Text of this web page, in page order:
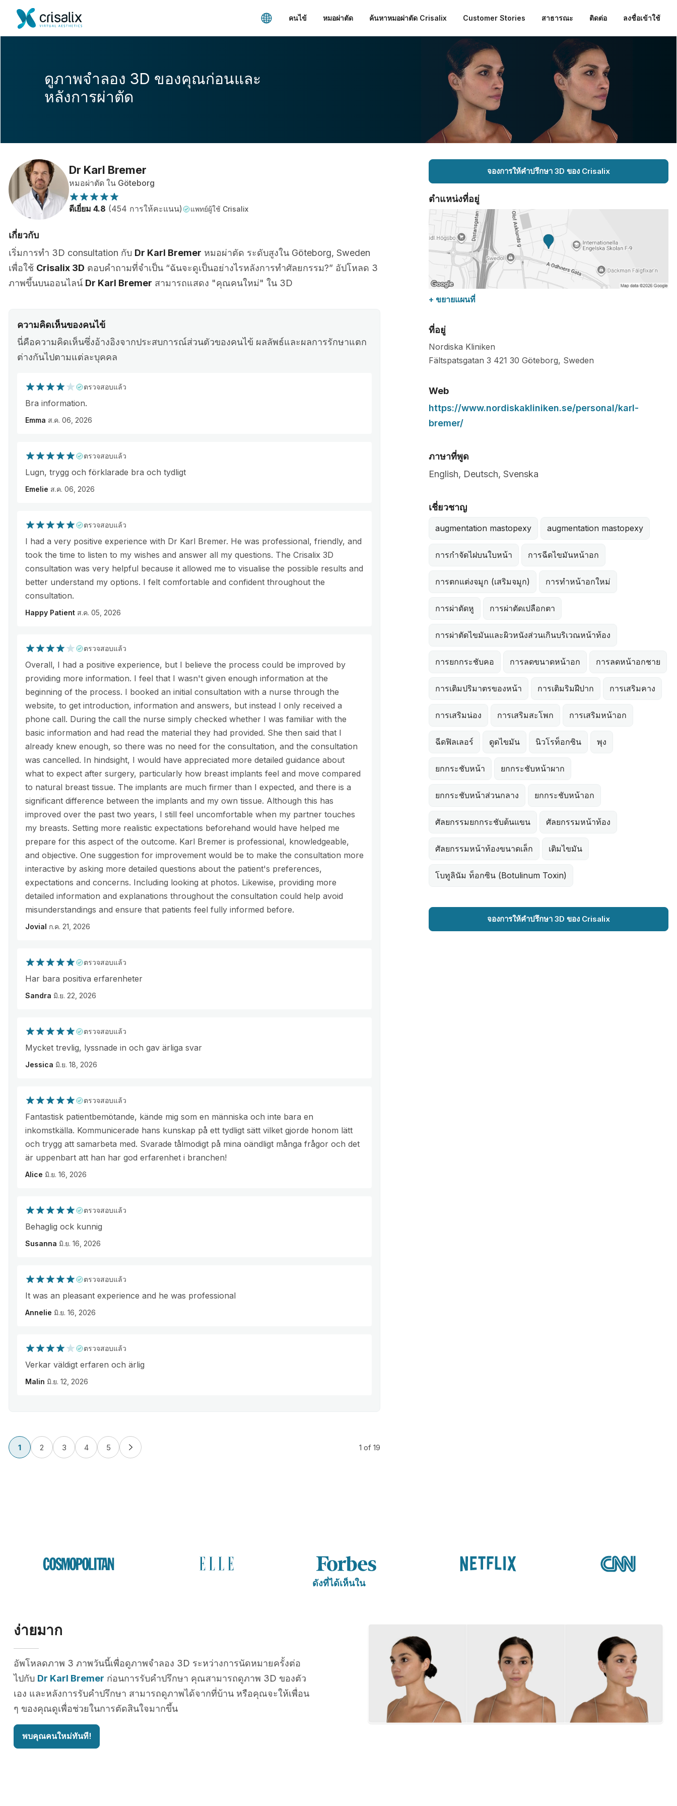
คนไข้ หมอผ่าตัด ค้นหาหมอผ่าตัด Crisalix Customer Stories สาธารณะ ติดต่อ ลงชื่อเข้าใช้
ดูภาพจำลอง 3D ของคุณก่อนและ
หลังการผ่าตัด
Dr Karl Bremer
หมอผ่าตัด ใน Göteborg
ดีเยี่ยม 4.8 (454 การให้คะแนน) แพทย์ผู้ใช้ Crisalix
เกี่ยวกับ
เริ่มการทำ 3D consultation กับ Dr Karl Bremer หมอผ่าตัด ระดับสูงใน Göteborg, Sweden
เพื่อใช้ Crisalix 3D ตอบคำถามที่จำเป็น “ฉันจะดูเป็นอย่างไรหลังการทำศัลยกรรม?” อัปโหลด 3
ภาพขึ้นบนออนไลน์ Dr Karl Bremer สามารถแสดง "คุณคนใหม่" ใน 3D
ความคิดเห็นของคนไข้
นี่คือความคิดเห็นซึ่งอ้างอิงจากประสบการณ์ส่วนตัวของคนไข้ ผลลัพธ์และผลการรักษาแตก
ต่างกันไปตามแต่ละบุคคล
ตรวจสอบแล้ว
Bra information.
Emma ส.ค. 06, 2026
ตรวจสอบแล้ว
Lugn, trygg och förklarade bra och tydligt
Emelie ส.ค. 06, 2026
ตรวจสอบแล้ว
I had a very positive experience with Dr Karl Bremer. He was professional, friendly, and
took the time to listen to my wishes and answer all my questions. The Crisalix 3D
consultation was very helpful because it allowed me to visualise the possible results and
better understand my options. I felt comfortable and confident throughout the
consultation.
Happy Patient ส.ค. 05, 2026
ตรวจสอบแล้ว
Overall, I had a positive experience, but I believe the process could be improved by
providing more information. I feel that I wasn't given enough information at the
beginning of the process. I booked an initial consultation with a nurse through the
website, to get introduction, information and answers, but instead I only received a
phone call. During the call the nurse simply checked whether I was familiar with the
basic information and had read the material they had provided. She then said that I
already knew enough, so there was no need for the consultation, and the consultation
was cancelled. In hindsight, I would have appreciated more detailed guidance about
what to expect after surgery, particularly how breast implants feel and move compared
to natural breast tissue. The implants are much firmer than I expected, and there is a
significant difference between the implants and my own tissue. Although this has
improved over the past two years, I still feel uncomfortable when my partner touches
my breasts. Setting more realistic expectations beforehand would have helped me
prepare for this aspect of the outcome. Karl Bremer is professional, knowledgeable,
and objective. One suggestion for improvement would be to make the consultation more
interactive by asking more detailed questions about the patient's preferences,
expectations and concerns. Including looking at photos. Likewise, providing more
detailed information and explanations throughout the consultation could help avoid
misunderstandings and ensure that patients feel fully informed before.
Jovial ก.ค. 21, 2026
ตรวจสอบแล้ว
Har bara positiva erfarenheter
Sandra มิ.ย. 22, 2026
ตรวจสอบแล้ว
Mycket trevlig, lyssnade in och gav ärliga svar
Jessica มิ.ย. 18, 2026
ตรวจสอบแล้ว
Fantastisk patientbemötande, kände mig som en människa och inte bara en
inkomstkälla. Kommunicerade hans kunskap på ett tydligt sätt vilket gjorde honom lätt
och trygg att samarbeta med. Svarade tålmodigt på mina oändligt många frågor och det
är uppenbart att han har god erfarenhet i branchen!
Alice มิ.ย. 16, 2026
ตรวจสอบแล้ว
Behaglig ock kunnig
Susanna มิ.ย. 16, 2026
ตรวจสอบแล้ว
It was an pleasant experience and he was professional
Annelie มิ.ย. 16, 2026
ตรวจสอบแล้ว
Verkar väldigt erfaren och ärlig
Malin มิ.ย. 12, 2026
1 2 3 4 5 1 of 19
จองการให้คำปรึกษา 3D ของ Crisalix
ตำแหน่งที่อยู่
+ ขยายแผนที่
ที่อยู่
Nordiska Kliniken
Fältspatsgatan 3 421 30 Göteborg, Sweden
Web
https://www.nordiskakliniken.se/personal/karl-
bremer/
ภาษาที่พูด
English, Deutsch, Svenska
เชี่ยวชาญ
augmentation mastopexy augmentation mastopexy
การกำจัดไฝบนใบหน้า การฉีดไขมันหน้าอก
การตกแต่งจมูก (เสริมจมูก) การทำหน้าอกใหม่
การผ่าตัดหู การผ่าตัดเปลือกตา
การผ่าตัดไขมันและผิวหนังส่วนเกินบริเวณหน้าท้อง
การยกกระชับคอ การลดขนาดหน้าอก การลดหน้าอกชาย
การเติมปริมาตรของหน้า การเติมริมฝีปาก การเสริมคาง
การเสริมน่อง การเสริมสะโพก การเสริมหน้าอก
ฉีดฟิลเลอร์ ดูดไขมัน นิวโรท็อกซิน พุง
ยกกระชับหน้า ยกกระชับหน้าผาก
ยกกระชับหน้าส่วนกลาง ยกกระชับหน้าอก
ศัลยกรรมยกกระชับต้นแขน ศัลยกรรมหน้าท้อง
ศัลยกรรมหน้าท้องขนาดเล็ก เติมไขมัน
โบทูลินัม ท็อกซิน (Botulinum Toxin)
จองการให้คำปรึกษา 3D ของ Crisalix
ดังที่ได้เห็นใน
ง่ายมาก
อัพโหลดภาพ 3 ภาพวันนี้เพื่อดูภาพจำลอง 3D ระหว่างการนัดหมายครั้งต่อ
ไปกับ Dr Karl Bremer ก่อนการรับคำปรึกษา คุณสามารถดูภาพ 3D ของตัว
เอง และหลังการรับคำปรึกษา สามารถดูภาพได้จากที่บ้าน หรือคุณจะให้เพื่อน
ๆ ของคุณดูเพื่อช่วยในการตัดสินใจมากขึ้น
พบคุณคนใหม่ทันที!